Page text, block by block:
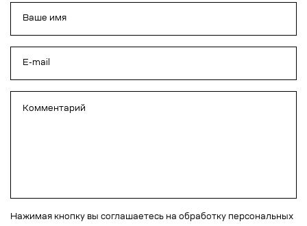
Нажимая кнопку вы соглашаетесь на обработку персональных